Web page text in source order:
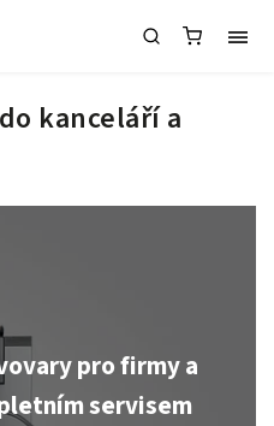
kanceláří a
pro firmy a
servisem